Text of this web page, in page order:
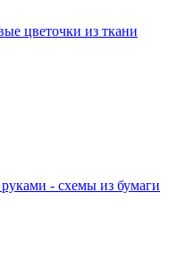
цветочки из ткани
- схемы из бумаги